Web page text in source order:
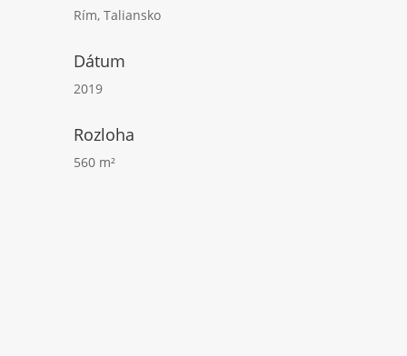
Rím, Taliansko
Dátum
2019
Rozloha
560 m²